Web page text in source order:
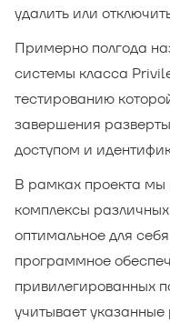
удалить или
Примерно полгода
системы класса
тестированию
завершения
доступом и
В рамках проекта
комплексы
оптимальное для
программное
привилегированных
учитывает